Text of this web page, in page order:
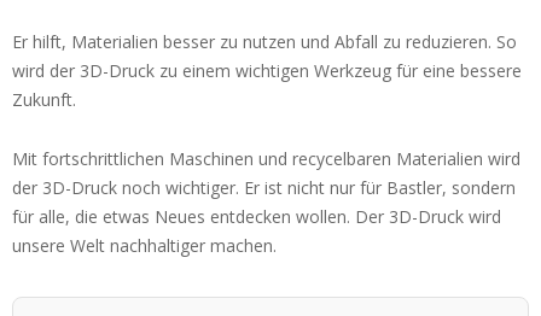
Er hilft, Materialien besser zu nutzen und Abfall zu reduzieren. So
wird der 3D-Druck zu einem wichtigen Werkzeug für eine bessere
Zukunft.
Mit fortschrittlichen Maschinen und recycelbaren Materialien wird
der 3D-Druck noch wichtiger. Er ist nicht nur für Bastler, sondern
für alle, die etwas Neues entdecken wollen. Der 3D-Druck wird
unsere Welt nachhaltiger machen.